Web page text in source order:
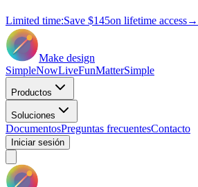
Limited time:Save $145on lifetime access→
Make design
SimpleNowLiveFunMatterSimple
Productos
Soluciones
DocumentosPreguntas frecuentesContacto
Iniciar sesión